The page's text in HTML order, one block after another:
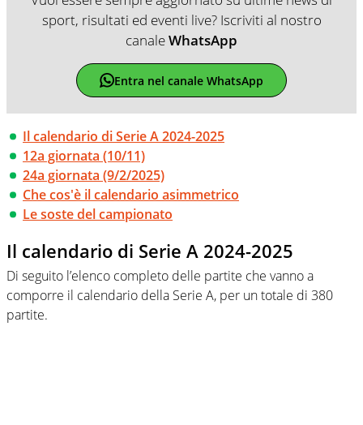
sport, risultati ed eventi live? Iscriviti al nostro
canaleWhatsApp
Entra nel canale WhatsApp
Il calendario di Serie A 2024-2025
12a giornata (10/11)
24a giornata (9/2/2025)
Che cos'è il calendario asimmetrico
Le soste del campionato
Il calendario di Serie A 2024-2025
Di seguito l’elenco completo delle partite che vanno a
comporre il calendario della Serie A, per un totale di 380
partite.